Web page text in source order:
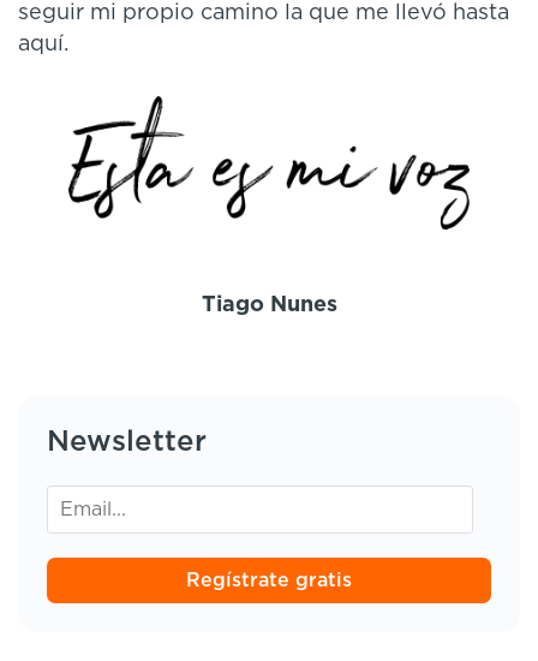
seguir mi propio camino la que me llevó hasta
aquí.
Tiago Nunes
Newsletter
Regístrate gratis